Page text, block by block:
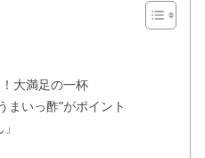
大満足の一杯
まいっ酢”がポイント